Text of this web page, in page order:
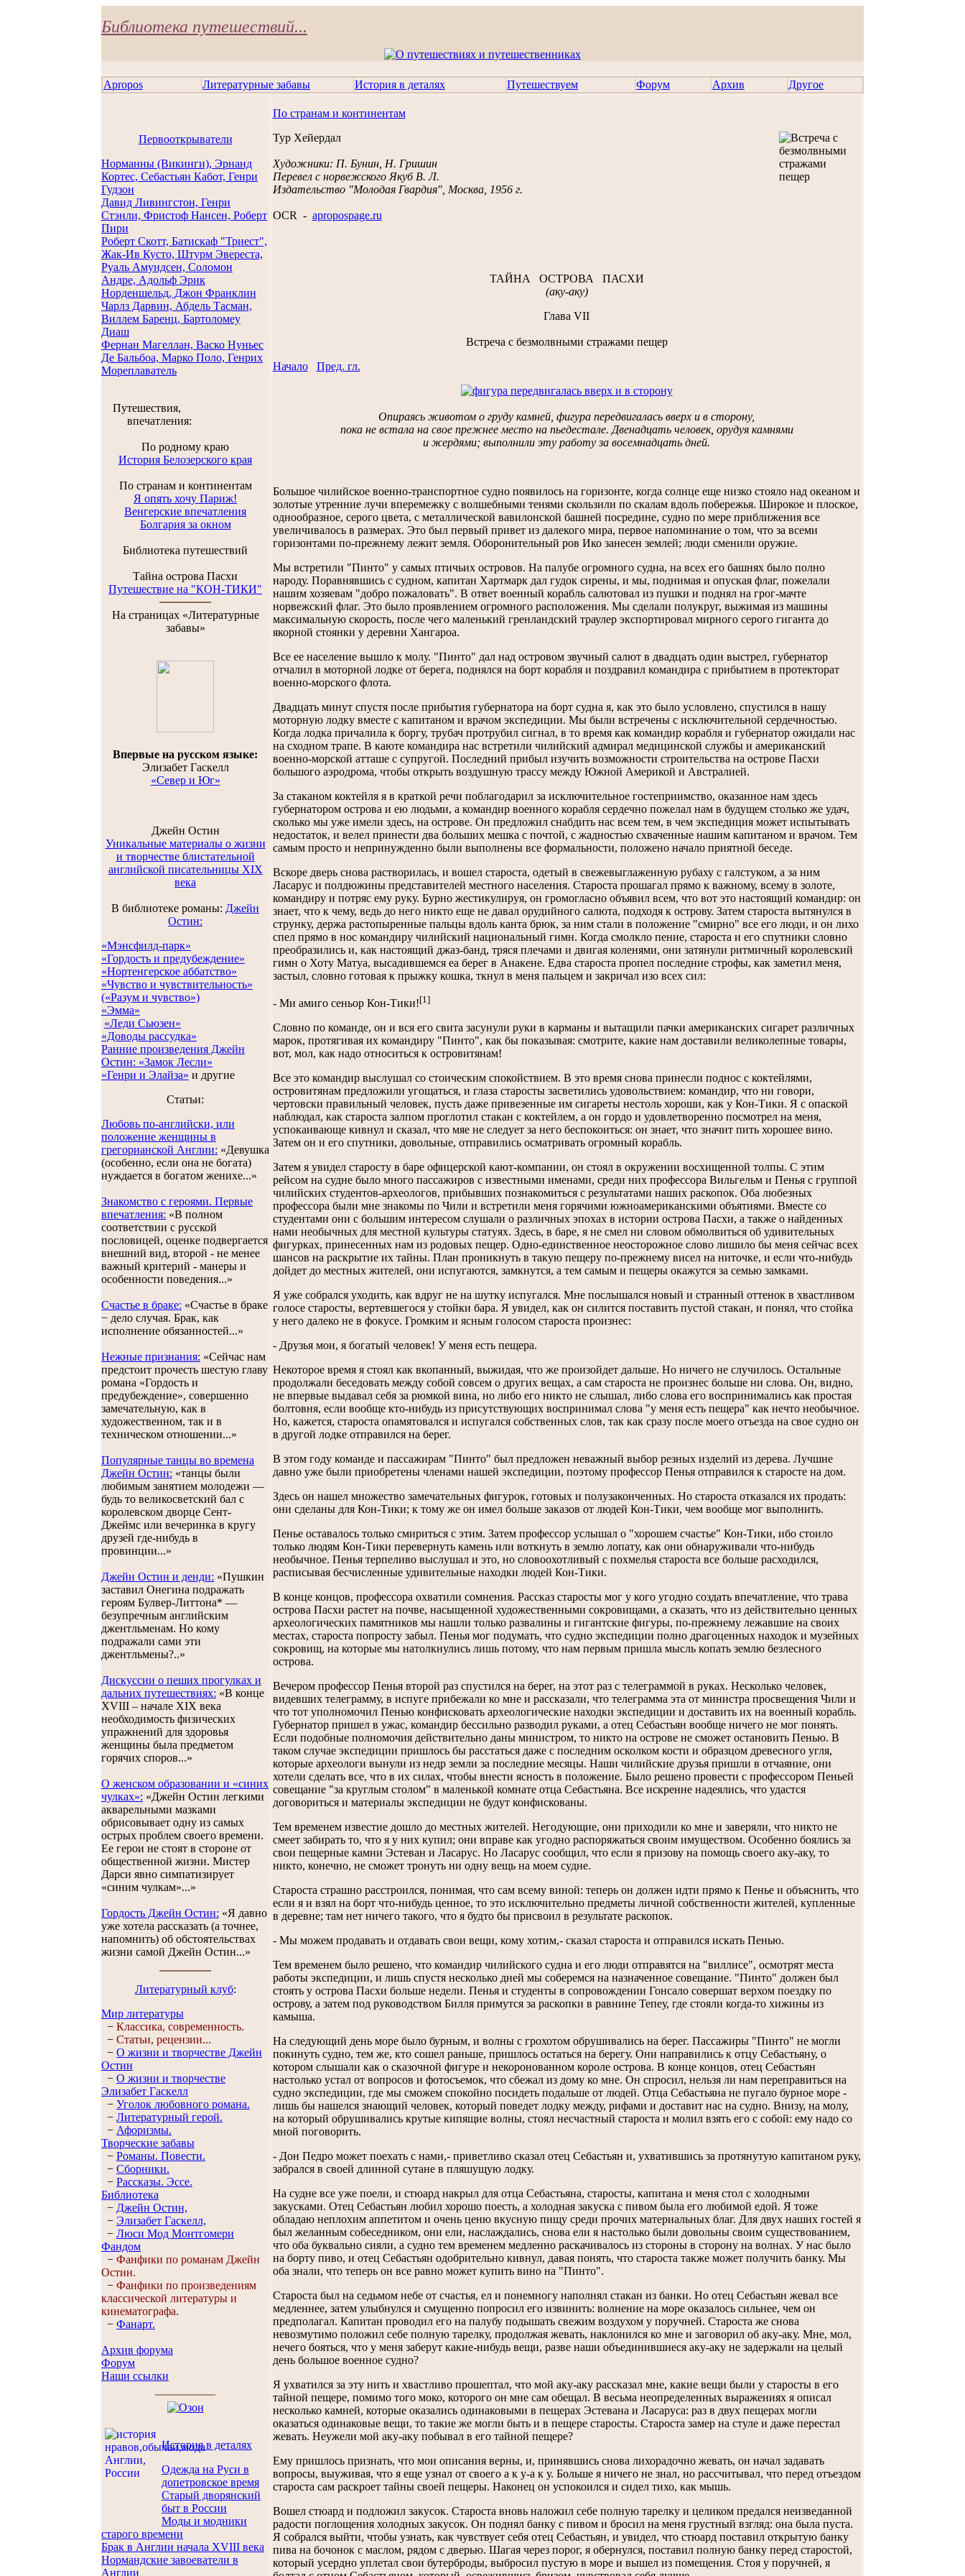
Библиотека путешествий...
Apropos Литературные забавы История в деталях Путешествуем Форум Архив Другое
Первооткрыватели
Норманны (Викинги), Эрнанд
Кортес, Себастьян Кабот, Генри
Гудзон
Давид Ливингстон, Генри
Стэнли, Фристоф Нансен, Роберт
Пири
Роберт Скотт, Батискаф "Триест",
Жак-Ив Кусто, Штурм Эвереста,
Руаль Амундсен, Соломон
Андре, Адольф Эрик
Норденшельд, Джон Франклин
Чарлз Дарвин, Абдель Тасман,
Виллем Баренц, Бартоломеу
Диаш
Фернан Магеллан, Васко Нуньес
Де Бальбоа, Марко Поло, Генрих
Мореплаватель
Путешествия,
впечатления:
По родному краю
История Белозерского края
По странам и континентам
Я опять хочу Париж!
Венгерские впечатления
Болгария за окном
Библиотека путешествий
Тайна острова Пасхи
Путешествие на "КОН-ТИКИ"
На страницах «Литературные
забавы»
Впервые на русском языке:
Элизабет Гаскелл
«Север и Юг»
Джейн Остин
Уникальные материалы о жизни
и творчестве блистательной
английской писательницы XIX
века
В библиотеке романы: Джейн
Остин:
«Мэнсфилд-парк»
«Гордость и предубеждение»
«Нортенгерское аббатство»
«Чувство и чувствительность»
(«Разум и чувство»)
«Эмма»
«Леди Сьюзен»
«Доводы рассудка»
Ранние произведения Джейн
Остин: «Замок Лесли»
«Генри и Элайза» и другие
Статьи:
Любовь по-английски, или
положение женщины в
грегорианской Англии: «Девушка
(особенно, если она не богата)
нуждается в богатом женихе...»
Знакомство с героями. Первые
впечатления: «В полном
соответствии с русской
пословицей, оценке подвергается
внешний вид, второй - не менее
важный критерий - манеры и
особенности поведения...»
Счастье в браке: «Счастье в браке
− дело случая. Брак, как
исполнение обязанностей...»
Нежные признания: «Cейчас нам
предстоит прочесть шестую главу
романа «Гордость и
предубеждение», совершенно
замечательную, как в
художественном, так и в
техническом отношении...»
Популярные танцы во времена
Джейн Остин: «танцы были
любимым занятием молодежи —
будь то великосветский бал с
королевском дворце Сент-
Джеймс или вечеринка в кругу
друзей где-нибудь в
провинции...»
Джейн Остин и денди: «Пушкин
заставил Онегина подражать
героям Булвер-Литтона* —
безупречным английским
джентльменам. Но кому
подражали сами эти
джентльмены?..»
Дискуссии о пеших прогулках и
дальних путешествиях: «В конце
XVIII – начале XIX века
необходимость физических
упражнений для здоровья
женщины была предметом
горячих споров...»
О женском образовании и «синих
чулках»: «Джейн Остин легкими
акварельными мазками
обрисовывает одну из самых
острых проблем своего времени.
Ее герои не стоят в стороне от
общественной жизни. Мистер
Дарси явно симпатизирует
«синим чулкам»...»
Гордость Джейн Остин: «Я давно
уже хотела рассказать (а точнее,
напомнить) об обстоятельствах
жизни самой Джейн Остин...»
Литературный клуб:
Мир литературы
− Классика, современность.
− Статьи, рецензии...
− О жизни и творчестве Джейн
Остин
− О жизни и творчестве
Элизабет Гaскелл
− Уголок любовного романа.
− Литературный герой.
− Афоризмы.
Творческие забавы
− Романы. Повести.
− Сборники.
− Рассказы. Эссe.
Библиотека
− Джейн Остин,
− Элизабет Гaскелл,
− Люси Мод Монтгомери
Фандом
− Фанфики по романам Джейн
Остин.
− Фанфики по произведениям
классической литературы и
кинематографа.
− Фанарт.
Архив форума
Форум
Наши ссылки
История в деталях
Одежда на Руси в
допетровское время
Старый дворянский
быт в России
Моды и модники
старого времени
Брак в Англии начала XVIII века
Нормандские завоеватели в
Англии
По странам и континентам
Тур Хейердал
Художники: П. Бунин, Н. Гришин
Перевел с норвежского Якуб В. Л.
Издательство "Молодая Гвардия", Москва, 1956 г.
OCR - apropospage.ru
ТАЙНА ОСТРОВА ПАСХИ
(аку-аку)
Глава VII
Встреча с безмолвными стражами пещер
Начало
Пред. гл.
Oпираясь животом о груду камней, фигура передвигалась вверх и в сторону,
пока не встала на свое прежнее место на пьедестале. Двенадцать человек, орудуя камнями
и жердями; выполнили эту работу за восемнадцать дней.
Большое чилийское военно-транспортное судно появилось на горизонте, когда солнце еще низко стояло над океаном и
золотые утренние лучи вперемежку с волшебными тенями скользили по скалам вдоль побережья. Широкое и плоское,
однообразное, серого цвета, с металлической вавилонской башней посредине, судно по мере приближения все
увеличивалось в размерах. Это был первый привет из далекого мира, первое напоминание о том, что за всеми
горизонтами по-прежнему лежит земля. Оборонительный ров Ико занесен землей; люди сменили оружие.
Мы встретили "Пинто" у самых птичьих островов. На палубе огромного судна, на всех его башнях было полно
народу. Поравнявшись с судном, капитан Хартмарк дал гудок сирены, и мы, поднимая и опуская флаг, пожелали
нашим хозяевам "добро пожаловать". В ответ военный корабль салютовал из пушки и поднял на грог-мачте
норвежский флаг. Это было проявлением огромного расположения. Мы сделали полукруг, выжимая из машины
максимальную скорость, после чего маленький гренландский траулер экспортировал мирного серого гиганта до
якорной стоянки у деревни Хангароа.
Все ее население вышло к молу. "Пинто" дал над островом звучный салют в двадцать один выстрел, губернатор
отчалил в моторной лодке от берега, поднялся на борт корабля и поздравил командира с прибытием в протекторат
военно-морского флота.
Двадцать минут спустя после прибытия губернатора на борт судна я, как это было условлено, спустился в нашу
моторную лодку вместе с капитаном и врачом экспедиции. Мы были встречены с исключительной сердечностью.
Когда лодка причалила к боргу, трубач протрубил сигнал, в то время как командир корабля и губернатор ожидали нас
на сходном трапе. В каюте командира нас встретили чилийский адмирал медицинской службы и американский
военно-морской атташе с супругой. Последний прибыл изучить возможности строительства на острове Пасхи
большого аэродрома, чтобы открыть воздушную трассу между Южной Америкой и Австралией.
За стаканом коктейля я в краткой речи поблагодарил за исключительное гостеприимство, оказанное нам здесь
губернатором острова и ею людьми, а командир военного корабля сердечно пожелал нам в будущем столько же удач,
сколько мы уже имели здесь, на острове. Он предложил снабдить нас всем тем, в чем экспедиция может испытывать
недостаток, и велел принести два больших мешка с почтой, с жадностью схваченные нашим капитаном и врачом. Тем
самым просто и непринужденно были выполнены все формальности, положено начало приятной беседе.
Вскоре дверь снова растворилась, и вошел староста, одетый в свежевыглаженную рубаху с галстуком, а за ним
Ласарус и полдюжины представителей местного населения. Староста прошагал прямо к важному, всему в золоте,
командиру и потряс ему руку. Бурно жестикулируя, он громогласно объявил всем, что вот это настоящий командир: он
знает, что к чему, ведь до него никто еще не давал орудийного салюта, подходя к острову. Затем староста вытянулся в
струнку, держа растопыренные пальцы вдоль канта брюк, за ним стали в положение "смирно" все его люди, и он лихо
спел прямо в нос командиру чилийский национальный гимн. Когда смолкло пение, староста и его спутники словно
преобразились и, как настоящий джаз-банд, тряся плечами и двигая коленями, они затянули ритмичный королевский
гимн о Хоту Матуа, высадившемся еа берег в Анакене. Едва староста пропел последние строфы, как заметил меня,
застыл, словно готовая к прыжку кошка, ткнул в меня пальцем и закричал изо всех сил:
- Ми амиго сеньор Кон-Тики![1]
Словно по команде, он и вся его свита засунули руки в карманы и вытащили пачки американских сигарет различных
марок, протягивая их командиру "Пинто", как бы показывая: смотрите, какие нам доставили великолепные товары,
вот, мол, как надо относиться к островитянам!
Все это командир выслушал со стоическим спокойствием. В это время снова принесли поднос с коктейлями,
островитянам предложили угощаться, и глаза старосты засветились удовольствием: командир, что ни говори,
чертовски правильный человек, пусть даже привезенные им сигареты нестоль хороши, как у Кон-Тики. Я с опаской
наблюдал, как староста залпом проглотил стакан с коктейлем, а он гордо и удовлетворенно посмотрел на меня,
успокаивающе кивнул и сказал, что мяе не следует за него беспокоиться: он знает, что значит пить хорошее вино.
Затем он и его спутники, довольные, отправились осматривать огромный корабль.
Затем я увидел старосту в баре офицерской кают-компании, он стоял в окружении восхищенной толпы. С этим
рейсом на судне было много пассажиров с известными именами, среди них профессора Вильгельм и Пенья с группой
чилийских студентов-археологов, прибывших познакомиться с результатами наших раскопок. Оба любезных
профессора были мне знакомы по Чили и встретили меня горячими южноамериканскими объятиями. Вместе со
студентами они с большим интересом слушали о различных эпохах в истории острова Пасхи, а также о найденных
нами необычных для местной культуры статуях. Здесь, в баре, я не смел ни словом обмолвиться об удивительных
фигурках, принесенных нам из родовых пещер. Одно-единственное неосторожное слово лишило бы меня сейчас всех
шансов на раскрытие их тайны. План проникнуть в такую пещеру по-прежнему висел на ниточке, и если что-нибудь
дойдет до местных жителей, они испугаются, замкнутся, а тем самым и пещеры окажутся за семью замками.
Я уже собрался уходить, как вдруг не на шутку испугался. Мне послышался новый и странный оттенок в хвастливом
голосе старосты, вертевшегося у стойки бара. Я увидел, как он силится поставить пустой стакан, и понял, что стойка
у него далеко не в фокусе. Громким и ясным голосом староста произнес:
- Друзья мои, я богатый человек! У меня есть пещера.
Некоторое время я стоял как вкопанный, выжидая, что же произойдет дальше. Но ничего не случилось. Остальные
продолжали беседовать между собой совсем о других вещах, а сам староста не произнес больше ни слова. Он, видно,
не впервые выдавал себя за рюмкой вина, но либо его никто не слышал, либо слова его воспринимались как простая
болтовня, если вообще кто-нибудь из присутствующих воспринимал слова "у меня есть пещера" как нечто необычное.
Но, кажется, староста опамятовался и испугался собственных слов, так как сразу после моего отъезда на свое судно он
в другой лодке отправился на берег.
В этом году команде и пассажирам "Пинто" был предложен неважный выбор резных изделий из дерева. Лучшие
давно уже были приобретены членами нашей экспедиции, поэтому профессор Пенья отправился к старосте на дом.
Здесь он нашел множество замечательных фигурок, готовых и полузаконченных. Но староста отказался их продать:
они сделаны для Кон-Тики; к тому же он имел больше заказов от людей Кон-Тики, чем вообще мог выполнить.
Пенье оставалось только смириться с этим. Затем профессор услышал о "хорошем счастье" Кон-Тики, ибо стоило
только людям Кон-Тики перевернуть камень или воткнуть в землю лопату, как они обнаруживали что-нибудь
необычное. Пенья терпеливо выслушал и это, но словоохотливый с похмелья староста все больше расходился,
расписывая бесчисленные удивительные находки людей Кон-Тики.
В конце концов, профессора охватили сомнения. Рассказ старосты мог у кого угодно создать впечатление, что трава
острова Пасхи растет на почве, насыщенной художественными сокровищами, а сказать, что из действительно ценных
археологических памятников мы нашли только развалины и гигантские фигуры, по-прежнему лежавшие на своих
местах, староста попросту забыл. Пенья мог подумать, что судно экспедиции полно драгоценных находок и музейных
сокровищ, на которые мы натолкнулись лишь потому, что нам первым пришла мысль копать землю безлесного
острова.
Вечером профессор Пенья второй раз спустился на берег, на этот раз с телеграммой в руках. Несколько человек,
видевших телеграмму, в испуге прибежали ко мне и рассказали, что телеграмма эта от министра просвещения Чили и
что тот уполномочил Пенью конфисковать археологические находки экспедиции и доставить их на военный корабль.
Губернатор пришел в ужас, командир бессильно разводил руками, а отец Себастьян вообще ничего не мог понять.
Если подобные полномочия действительно даны министром, то никто на острове не сможет остановить Пенью. В
таком случае экспедиции пришлось бы расстаться даже с последним осколком кости и образцом древесного угля,
которые археологи вынули из недр земли за последние месяцы. Наши чилийские друзья пришли в отчаяние, они
хотели сделать все, что в их силах, чтобы внести ясность в положение. Было решено провести с профессором Пеньей
совещание "за круглым столом" в маленькой комнате отца Себастьяна. Все искренне надеялись, что удастся
договориться и материалы экспедиции не будут конфискованы.
Тем временем известие дошло до местных жителей. Негодующие, они приходили ко мне и заверяли, что никто не
смеет забирать то, что я у них купил; они вправе как угодно распоряжаться своим имуществом. Особенно боялись за
свои пещерные камни Эстеван и Ласарус. Но Ласарус сообщил, что если я призову на помощь своего аку-аку, то
никто, конечно, не сможет тронуть ни одну вещь на моем судне.
Староста страшно расстроился, понимая, что сам всему виной: теперь он должен идти прямо к Пенье и объяснить, что
если я и взял на борт что-нибудь ценное, то это исключительно предметы личной собственности жителей, купленные
в деревне; там нет ничего такого, что я будто бы присвоил в результате раскопок.
- Мы можем продавать и отдавать свои вещи, кому хотим,- сказал староста и отправился искать Пенью.
Тем временем было решено, что командир чилийского судна и его люди отправятся на "виллисе", осмотрят места
работы экспедиции, и лишь спустя несколько дней мы соберемся на назначенное совещание. "Пинто" должен был
стоять у острова Пасхи больше недели. Пенья и студенты в сопровождении Гонсало совершат верхом поездку по
острову, а затем под руководством Билля примутся за раскопки в равнине Тепеу, где стояли когда-то хижины из
камыша.
На следующий день море было бурным, и волны с грохотом обрушивались на берег. Пассажиры "Пинто" не могли
покинуть судно, тем же, кто сошел раньше, пришлось остаться на берегу. Они направились к отцу Себастьяну, о
котором слышали как о сказочной фигуре и некоронованном короле острова. В конце концов, отец Себастьян
настолько устал от вопросов и фотосъемок, что сбежал из дому ко мне. Он спросил, нельзя ли нам переправиться на
судно экспедиции, где мы сможем спокойно посидеть подальше от людей. Отца Себастьяна не пугало бурное море -
лишь бы нашелся знающий человек, который поведет лодку между, рифами и доставит нас на судно. Внизу, на молу,
на который обрушивались крутые кипящие волны, стоял несчастный староста и молил взять его с собой: ему надо со
мной поговорить.
- Дон Педро может поехать с нами,- приветливо сказал отец Себастьян и, ухватившись за протянутую капитаном руку,
забрался в своей длинной сутане в пляшущую лодку.
На судне все уже поели, и стюард накрыл для отца Себастьяна, старосты, капитана и меня стол с холодными
закусками. Отец Себастьян любил хорошо поесть, а холодная закуска с пивом была его любимой едой. Я тоже
обладаю неплохим аппетитом и очень ценю вкусную пищу среди прочих материальных благ. Для двух наших гостей я
был желанным собеседником, они ели, наслаждались, снова ели я настолько были довольны своим существованием,
что оба буквально сияли, а судно тем временем медленно раскачивалось из стороны в сторону на волнах. У нас было
на борту пиво, и отец Себастьян одобрительно кивнул, давая понять, что староста также может получить банку. Мы
оба знали, что теперь он все равно может купить вино на "Пинто".
Староста был на седьмом небе от счастья, ел и понемногу наполнял стакан из банки. Но отец Себастьян жевал все
медленнее, затем улыбнулся и смущенно попросил его извинить: волнение на море оказалось сильнее, чем он
предполагал. Капитан проводил его на палубу подышать свежим воздухом у поручней. Староста же снова
невозмутимо положил себе полную тарелку, продолжая жевать, наклонился ко мне и заговорил об аку-аку. Мне, мол,
нечего бояться, что у меня заберут какие-нибудь вещи, разве наши объединившиеся аку-аку не задержали на целый
день большое военное судно?
Я ухватился за эту нить и хвастливо прошептал, что мой аку-аку рассказал мне, какие вещи были у старосты в его
тайной пещере, помимо того моко, которого он мне сам обещал. В весьма неопределенных выражениях я описал
несколько камней, которые оказались одинаковыми в пещерах Эстевана и Ласаруса: раз в двух пещерах могли
оказаться одинаковые вещи, то такие же могли быть и в пещере старосты. Староста замер на стуле и даже перестал
жевать. Неужели мой аку-аку побывал в его тайной пещере?
Ему пришлось признать, что мои описания верны, и, принявшись снова лихорадочно жевать, он начал задавать
вопросы, выуживая, что я еще узнал от своего а к у-а к у. Больше я ничего не знал, но рассчитывал, что перед отъездом
староста сам раскроет тайны своей пещеры. Наконец он успокоился и сидел тихо, как мышь.
Вошел стюард и подложил закусок. Староста вновь наложил себе полную тарелку и целиком предался неизведанной
радости поглощения холодных закусок. Он поднял банку с пивом и бросил на меня грустный взгляд: она была пуста.
Я собрался выйти, чтобы узнать, как чувствует себя отец Себастьян, и увидел, что стюард поставил открытую банку
пива на бочонок с маслом, рядом с дверью. Шагая через порог, я обернулся, поставил полную банку перед старостой,
который усердно уплетал свои бутерброды, выбросил пустую в море и вышел из помещения. Стоя у поручней, я